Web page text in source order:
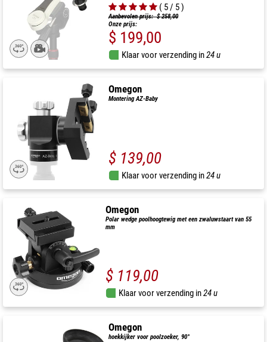
( 5 / 5 )
Aanbevolen prijs: $ 258,00
Onze prijs:
$ 199,00
Klaar voor verzending in24 u
Omegon
Montering AZ-Baby
$ 139,00
Klaar voor verzending in24 u
Omegon
Polar wedge poolhoogtewig met een zwaluwstaart van 55
mm
$ 119,00
Klaar voor verzending in24 u
Omegon
hoekkijker voor poolzoeker, 90°